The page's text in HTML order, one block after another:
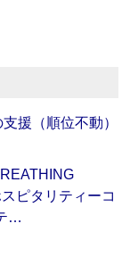
援（順位不動）
ピタリティーコ
…